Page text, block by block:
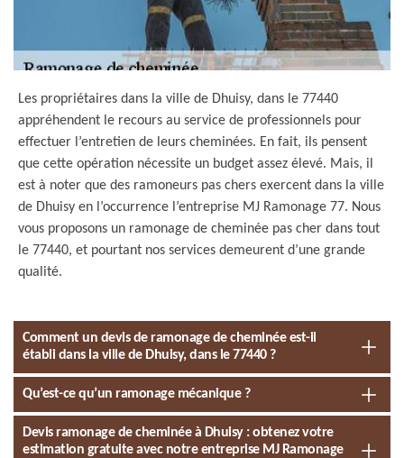
Les propriétaires dans la ville de Dhuisy, dans le 77440
appréhendent le recours au service de professionnels pour
effectuer l’entretien de leurs cheminées. En fait, ils pensent
que cette opération nécessite un budget assez élevé. Mais, il
est à noter que des ramoneurs pas chers exercent dans la ville
de Dhuisy en l’occurrence l’entreprise MJ Ramonage 77. Nous
vous proposons un ramonage de cheminée pas cher dans tout
le 77440, et pourtant nos services demeurent d’une grande
qualité.
Comment un devis de ramonage de cheminée est-il
établi dans la ville de Dhuisy, dans le 77440 ?
Qu’est-ce qu’un ramonage mécanique ?
Devis ramonage de cheminée à Dhuisy : obtenez votre
estimation gratuite avec notre entreprise MJ Ramonage